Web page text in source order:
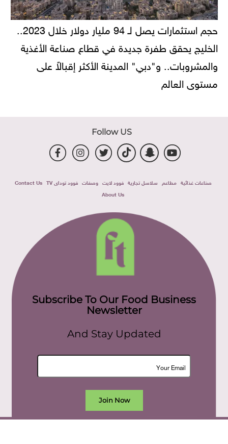
حجم استثمارات يصل لـ 94 مليار دولار خلال 2023..
الخليج يحقق طفرة جديدة في قطاع صناعة الأغذية
والمشروبات.. و"دبي" المدينة الأكثر إقبالاً على
مستوى العالم
Follow US
صناعات غذائية مطاعم سلاسل تجارية فوود لايت وصفات فوود توداى TV
Contact Us
About Us
Subscribe To Our Food Business
Newsletter
And Stay Updated
Join Now